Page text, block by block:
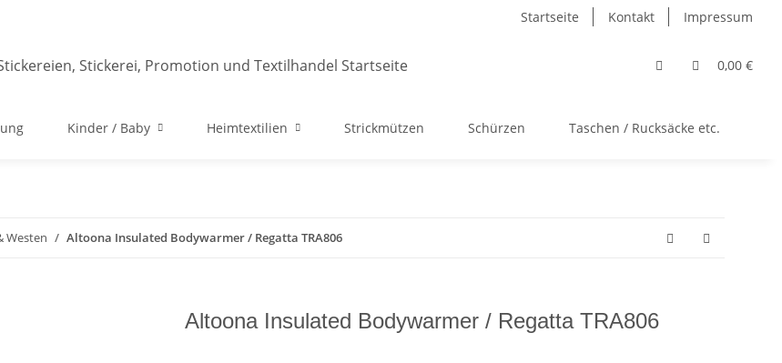
Startseite Kontakt Impressum
0,00 €
Kinder / Baby Heimtextilien Strickmützen Schürzen Taschen / Rucksäcke etc.
Westen Altoona Insulated Bodywarmer / Regatta TRA806
Altoona Insulated Bodywarmer / Regatta TRA806